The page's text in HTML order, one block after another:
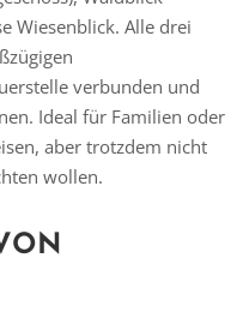
Wiesenblick. Alle drei
verbunden und
Ideal für Familien oder
aber trotzdem nicht
wollen.